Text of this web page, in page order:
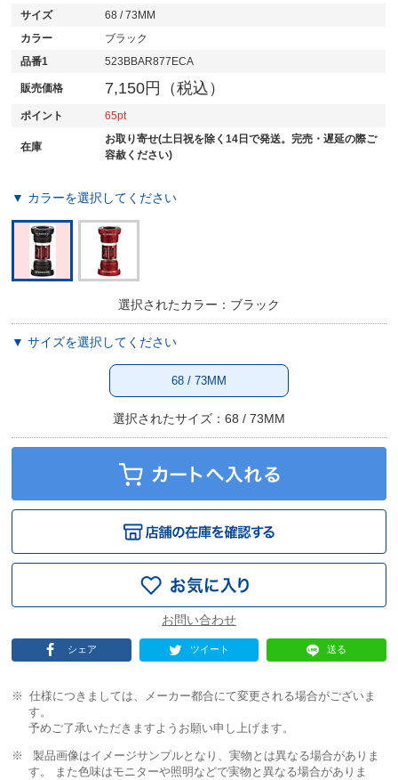
サイズ
68 / 73MM
カラー
ブラック
品番1
523BBAR877ECA
販売価格 7,150円（税込）
ポイント 65
在庫
お取り寄せ(土日祝を除く14日で発送。完売・遅延の際ご
容赦ください)
▼ カラーを選択してください
選択されたカラー：ブラック
▼ サイズを選択してください
68 / 73MM
選択されたサイズ：68 / 73MM
シェア ツイート 送る
仕様につきましては、メーカー都合にて変更される場合がございま
す。
予めご了承いただきますようお願い申し上げます。
製品画像はイメージサンプルとなり、実物とは異なる場合がありま
す。 また色味はモニターや照明などで実物と異なる場合がありま